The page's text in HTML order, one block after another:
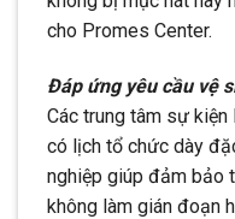
cho Promes Center.
Đáp ứng yêu cầu vệ
Các trung tâm sự
có lịch tổ chức dày
nghiệp giúp đảm bảo
không làm gián đoạn